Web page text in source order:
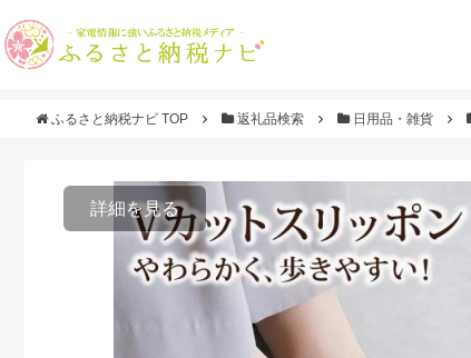
ふるさと納税ナビ TOP 返礼品検索 日用品・雑貨
詳細を見る